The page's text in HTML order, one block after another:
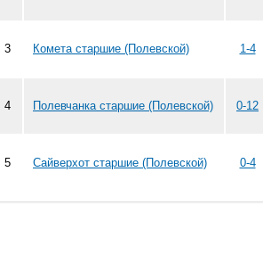
3 Комета старшие (Полевской) 1-4
4 Полевчанка старшие (Полевской) 0-12
5 Сайверхот старшие (Полевской) 0-4